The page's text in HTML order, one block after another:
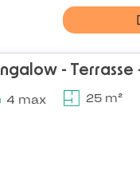
- Terrasse
4 max 25 m²